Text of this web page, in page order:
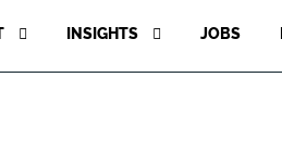
INSIGHTS JOBS